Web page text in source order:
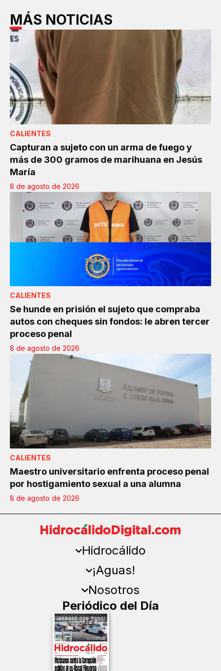
MÁS NOTICIAS
CALIENTES
Capturan a sujeto con un arma de fuego y
más de 300 gramos de marihuana en Jesús
María
8 de agosto de 2026
CALIENTES
Se hunde en prisión el sujeto que compraba
autos con cheques sin fondos: le abren tercer
proceso penal
8 de agosto de 2026
CALIENTES
Maestro universitario enfrenta proceso penal
por hostigamiento sexual a una alumna
8 de agosto de 2026
Hidrocálido
¡Aguas!
Nosotros
Periódico del Día